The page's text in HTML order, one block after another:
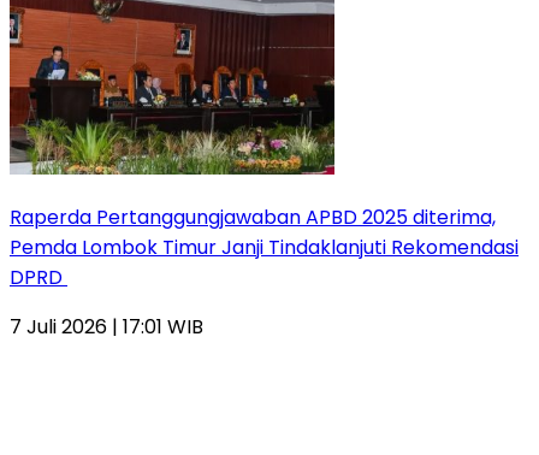
Raperda Pertanggungjawaban APBD 2025 diterima,
Pemda Lombok Timur Janji Tindaklanjuti Rekomendasi
DPRD
7 Juli 2026 | 17:01 WIB